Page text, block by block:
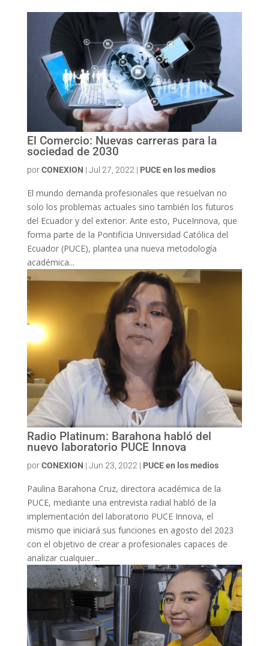
El Comercio: Nuevas carreras para la
sociedad de 2030
porCONEXION | Jul 27, 2022 | PUCE en los medios
El mundo demanda profesionales que resuelvan no
solo los problemas actuales sino también los futuros
del Ecuador y del exterior. Ante esto, PuceInnova, que
forma parte de la Pontificia Universidad Católica del
Ecuador (PUCE), plantea una nueva metodología
académica...
Radio Platinum: Barahona habló del
nuevo laboratorio PUCE Innova
porCONEXION | Jun 23, 2022 | PUCE en los medios
Paulina Barahona Cruz, directora académica de la
PUCE, mediante una entrevista radial habló de la
implementación del laboratorio PUCE Innova, el
mismo que iniciará sus funciones en agosto del 2023
con el objetivo de crear a profesionales capaces de
analizar cualquier...